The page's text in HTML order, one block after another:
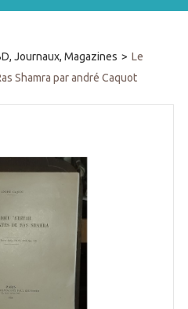
Journaux, Magazines > Le
Shamra par andré Caquot